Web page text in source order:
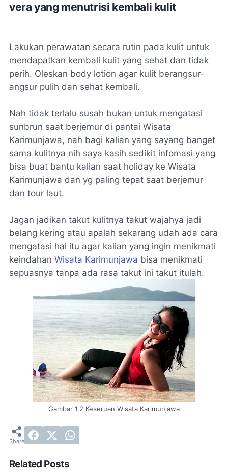
vera yang menutrisi kembali kulit
Lakukan perawatan secara rutin pada kulit untuk
mendapatkan kembali kulit yang sehat dan tidak
perih. Oleskan body lotion agar kulit berangsur-
angsur pulih dan sehat kembali.
Nah tidak terlalu susah bukan untuk mengatasi
sunbrun saat berjemur di pantai Wisata
Karimunjawa, nah bagi kalian yang sayang banget
sama kulitnya nih saya kasih sedikit infomasi yang
bisa buat bantu kalian saat holiday ke Wisata
Karimunjawa dan yg paling tepat saat berjemur
dan tour laut.
Jagan jadikan takut kulitnya takut wajahya jadi
belang kering atau apalah sekarang udah ada cara
mengatasi hal itu agar kalian yang ingin menikmati
keindahan Wisata Karimunjawa bisa menikmati
sepuasnya tanpa ada rasa takut ini takut itulah.
Gambar 1.2 Keseruan Wisata Karimunjawa
Related Posts